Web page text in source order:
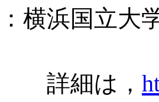
浜国立大
は，